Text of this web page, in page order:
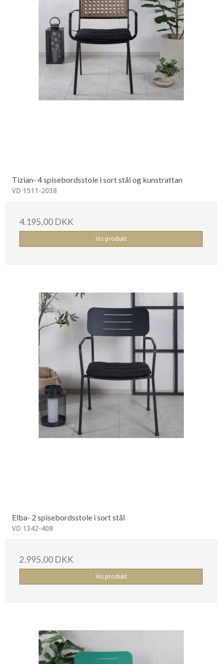
Tizian- 4 spisebordsstole i sort stål og kunstrattan
VD 1511-2038
4.195,00 DKK
Vis produkt
Elba- 2 spisebordsstole i sort stål
VD 1342-408
2.995,00 DKK
Vis produkt